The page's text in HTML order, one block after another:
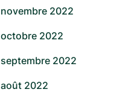
novembre 2022
octobre 2022
septembre 2022
août 2022